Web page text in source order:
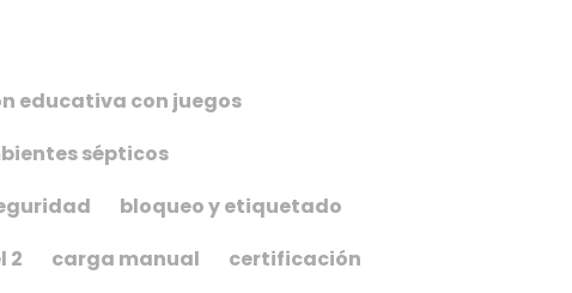
educativa con juegos
sépticos
bloqueo y etiquetado
2 carga manual
certificación